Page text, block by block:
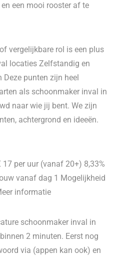
een mooi rooster af te
vergelijkbare rol is een plus
locaties Zelfstandig en
Deze punten zijn heel
als schoonmaker inval in
naar wie jij bent. We zijn
achtergrond en ideeën.
per uur (vanaf 20+) 8,33%
vanaf dag 1 Mogelijkheid
informatie
schoonmaker inval in
2 minuten. Eerst nog
via (appen kan ook) en